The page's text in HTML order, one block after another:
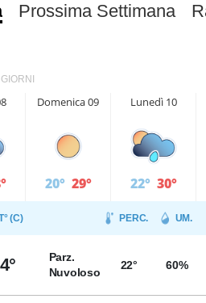
Prossima Settimana
Domenica 09
20° 29°
Lunedì 10
22° 30°
(C) PERC. UM.
Parz.
Nuvoloso
22° 60%